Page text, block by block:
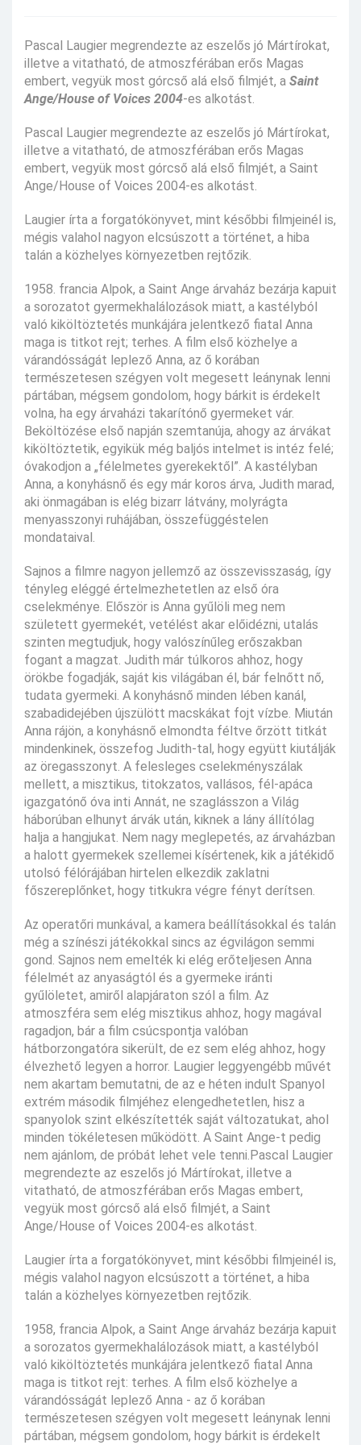
Pascal Laugier megrendezte az eszelős jó Mártírokat,
illetve a vitatható, de atmoszférában erős Magas
embert, vegyük most górcső alá első filmjét, a Saint
Ange/House of Voices 2004-es alkotást.
Pascal Laugier megrendezte az eszelős jó Mártírokat,
illetve a vitatható, de atmoszférában erős Magas
embert, vegyük most górcső alá első filmjét, a Saint
Ange/House of Voices 2004-es alkotást.
Laugier írta a forgatókönyvet, mint későbbi filmjeinél is,
mégis valahol nagyon elcsúszott a történet, a hiba
talán a közhelyes környezetben rejtőzik.
1958. francia Alpok, a Saint Ange árvaház bezárja kapuit
a sorozatot gyermekhalálozások miatt, a kastélyból
való kiköltöztetés munkájára jelentkező fiatal Anna
maga is titkot rejt; terhes. A film első közhelye a
várandósságát leplező Anna, az ő korában
természetesen szégyen volt megesett leánynak lenni
pártában, mégsem gondolom, hogy bárkit is érdekelt
volna, ha egy árvaházi takarítónő gyermeket vár.
Beköltözése első napján szemtanúja, ahogy az árvákat
kiköltöztetik, egyikük még baljós intelmet is intéz felé;
óvakodjon a „félelmetes gyerekektől”. A kastélyban
Anna, a konyhásnő és egy már koros árva, Judith marad,
aki önmagában is elég bizarr látvány, molyrágta
menyasszonyi ruhájában, összefüggéstelen
mondataival.
Sajnos a filmre nagyon jellemző az összevisszaság, így
tényleg eléggé értelmezhetetlen az első óra
cselekménye. Először is Anna gyűlöli meg nem
született gyermekét, vetélést akar előidézni, utalás
szinten megtudjuk, hogy valószínűleg erőszakban
fogant a magzat. Judith már túlkoros ahhoz, hogy
örökbe fogadják, saját kis világában él, bár felnőtt nő,
tudata gyermeki. A konyhásnő minden lében kanál,
szabadidejében újszülött macskákat fojt vízbe. Miután
Anna rájön, a konyhásnő elmondta féltve őrzött titkát
mindenkinek, összefog Judith-tal, hogy együtt kiutálják
az öregasszonyt. A felesleges cselekményszálak
mellett, a misztikus, titokzatos, vallásos, fél-apáca
igazgatónő óva inti Annát, ne szaglásszon a Világ
háborúban elhunyt árvák után, kiknek a lány állítólag
halja a hangjukat. Nem nagy meglepetés, az árvaházban
a halott gyermekek szellemei kísértenek, kik a játékidő
utolsó félórájában hirtelen elkezdik zaklatni
főszereplőnket, hogy titkukra végre fényt derítsen.
Az operatőri munkával, a kamera beállításokkal és talán
még a színészi játékokkal sincs az égvilágon semmi
gond. Sajnos nem emelték ki elég erőteljesen Anna
félelmét az anyaságtól és a gyermeke iránti
gyűlöletet, amiről alapjáraton szól a film. Az
atmoszféra sem elég misztikus ahhoz, hogy magával
ragadjon, bár a film csúcspontja valóban
hátborzongatóra sikerült, de ez sem elég ahhoz, hogy
élvezhető legyen a horror. Laugier leggyengébb művét
nem akartam bemutatni, de az e héten indult Spanyol
extrém második filmjéhez elengedhetetlen, hisz a
spanyolok szint elkészítették saját változatukat, ahol
minden tökéletesen működött. A Saint Ange-t pedig
nem ajánlom, de próbát lehet vele tenni.Pascal Laugier
megrendezte az eszelős jó Mártírokat, illetve a
vitatható, de atmoszférában erős Magas embert,
vegyük most górcső alá első filmjét, a Saint
Ange/House of Voices 2004-es alkotást.
Laugier írta a forgatókönyvet, mint későbbi filmjeinél is,
mégis valahol nagyon elcsúszott a történet, a hiba
talán a közhelyes környezetben rejtőzik.
1958, francia Alpok, a Saint Ange árvaház bezárja kapuit
a sorozatos gyermekhalálozások miatt, a kastélyból
való kiköltöztetés munkájára jelentkező fiatal Anna
maga is titkot rejt: terhes. A film első közhelye a
várandósságát leplező Anna - az ő korában
természetesen szégyen volt megesett leánynak lenni
pártában, mégsem gondolom, hogy bárkit is érdekelt